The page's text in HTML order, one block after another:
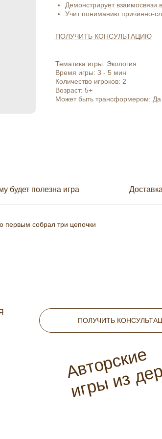
Демонстрирует взаимосвязи
Учит пониманию причинно-
ПОЛУЧИТЬ КОНСУЛЬТАЦИЮ
Тематика игры: Экология
Время игры: 3 - 5 мин
Количество игроков: 2
Возраст: 5+
Может быть трансформером: Да
будет полезна игра
первым собрал три цепочки
Авторские
игры из
ПОЛУЧИТЬ